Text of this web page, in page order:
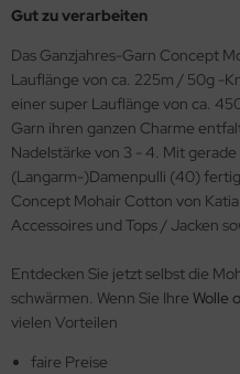
Gut zu verarbeiten
Das Ganzjahres-Garn Concept
Lauflänge von ca. 225m / 50g -
einer super Lauflänge von ca.
Garn ihren ganzen Charme
Nadelstärke von 3 - 4. Mit
(Langarm-)Damenpulli (40)
Concept Mohair Cotton von
Accessoires und Tops / Jacken
Entdecken Sie jetzt selbst die
schwärmen. Wenn Sie Ihre Wolle
vielen Vorteilen
faire Preise